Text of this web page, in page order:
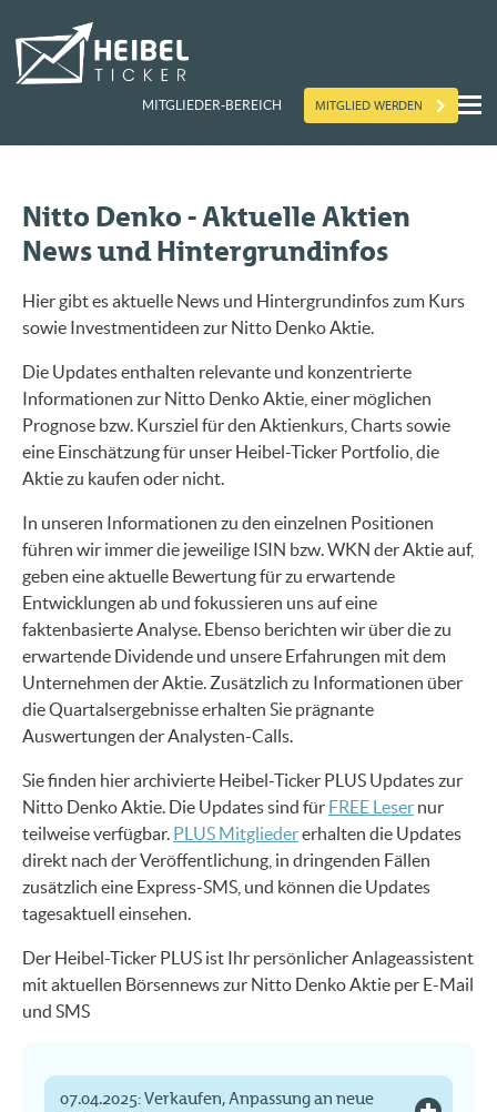
MITGLIEDER-BEREICH MITGLIED WERDEN
Nitto Denko - Aktuelle Aktien
News und Hintergrundinfos
Hier gibt es aktuelle News und Hintergrundinfos zum Kurs
sowie Investmentideen zur Nitto Denko Aktie.
Die Updates enthalten relevante und konzentrierte
Informationen zur Nitto Denko Aktie, einer möglichen
Prognose bzw. Kursziel für den Aktienkurs, Charts sowie
eine Einschätzung für unser Heibel-Ticker Portfolio, die
Aktie zu kaufen oder nicht.
In unseren Informationen zu den einzelnen Positionen
führen wir immer die jeweilige ISIN bzw. WKN der Aktie auf,
geben eine aktuelle Bewertung für zu erwartende
Entwicklungen ab und fokussieren uns auf eine
faktenbasierte Analyse. Ebenso berichten wir über die zu
erwartende Dividende und unsere Erfahrungen mit dem
Unternehmen der Aktie. Zusätzlich zu Informationen über
die Quartalsergebnisse erhalten Sie prägnante
Auswertungen der Analysten-Calls.
Sie finden hier archivierte Heibel-Ticker PLUS Updates zur
Nitto Denko Aktie. Die Updates sind für FREE Leser nur
teilweise verfügbar. PLUS Mitgliedererhalten die Updates
direkt nach der Veröffentlichung, in dringenden Fällen
zusätzlich eine Express-SMS, und können die Updates
tagesaktuell einsehen.
Der Heibel-Ticker PLUS ist Ihr persönlicher Anlageassistent
mit aktuellen Börsennews zur Nitto Denko Aktie per E-Mail
und SMS
07.04.2025: Verkaufen, Anpassung an neue